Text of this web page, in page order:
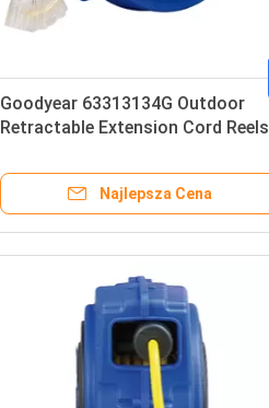
Goodyear 63313134G Outdoor
Retractable Extension Cord Reels
Najlepsza Cena